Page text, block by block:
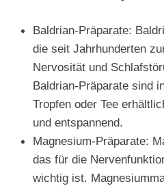
Baldrian-Präparate:
die seit Jahrhunderten
Nervosität und
Baldrian-Präparate sind
Tropfen oder Tee
und entspannend.
Magnesium-Präparate:
das für die
wichtig ist.